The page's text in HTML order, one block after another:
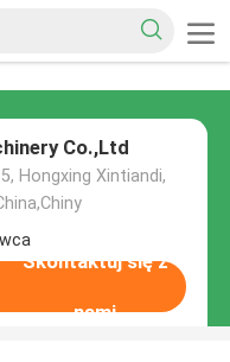
Co.,Ltd
Hongxing Xintiandi,
Skontaktuj się z
nami